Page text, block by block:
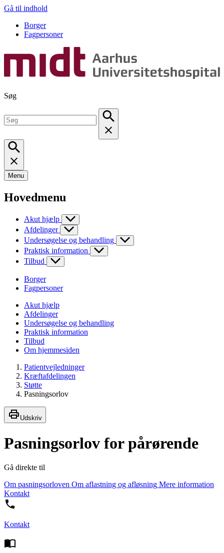
Gå til indhold
Borger
Fagpersoner
Søg
Menu
Hovedmenu
Akut hjælp
Afdelinger
Undersøgelse og behandling
Praktisk information
Tilbud
Borger
Fagpersoner
Akut hjælp
Afdelinger
Undersøgelse og behandling
Praktisk information
Tilbud
Om hjemmesiden
Patientvejledninger
Kræftafdelingen
Støtte
Pasningsorlov
Udskriv
Pasningsorlov for pårørende
Gå direkte til
Om pasningsorloven Om aflastning og afløsning Mere information
Kontakt
Kontakt